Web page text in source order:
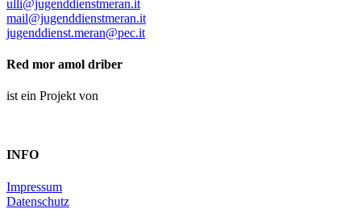
ulli@jugenddienstmeran.it
mail@jugenddienstmeran.it
jugenddienst.meran@pec.it
Red mor amol driber
ist ein Projekt von
INFO
Impressum
Datenschutz